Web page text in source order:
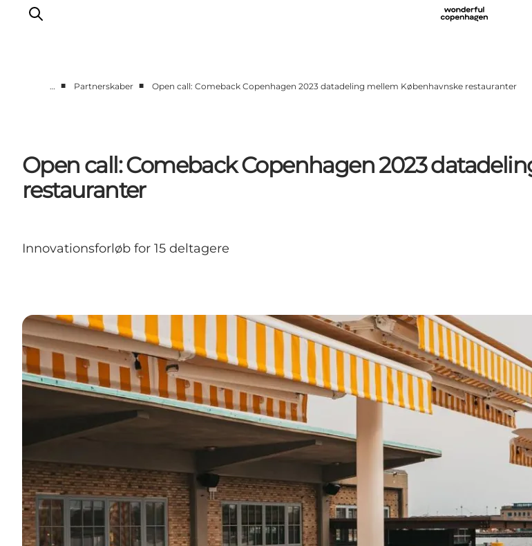
Turismeviden
Om Wonderful Copenhagen
… ■ Partnerskaber ■ Open call: Comeback Copenhagen 2023 datadeling mellem Københavnske restauranter
Open call: Comeback Copenhagen 2023
restauranter
Innovationsforløb for 15 deltagere